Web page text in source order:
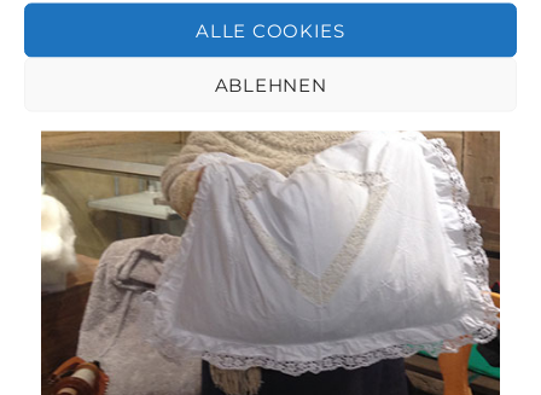
ALLE COOKIES
ABLEHNEN